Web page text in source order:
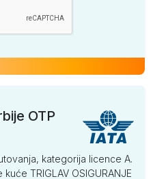
OTP
kategorija licence A.
TRIGLAV OSIGURANJE